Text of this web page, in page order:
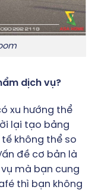
dịch vụ?
xu hướng thể
lại tạo bảng
không thể so
đề cơ bản là
mà bạn cung
thì bạn không